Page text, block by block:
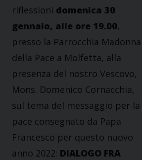
riflessioni domenica 30
gennaio, alle ore 19.00,
presso la Parrocchia Madonna
della Pace a Molfetta, alla
presenza del nostro Vescovo,
Mons. Domenico Cornacchia,
sul tema del messaggio per la
pace consegnato da Papa
Francesco per questo nuovo
anno 2022: DIALOGO FRA